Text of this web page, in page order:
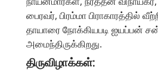
பைரவர், பிரம்மா பிராகாரத்தில்
தாயாரை நோக்கியபடி ஐயப்பன்
அமைந்திருக்கிறது.
திருவிழாக்கள்: